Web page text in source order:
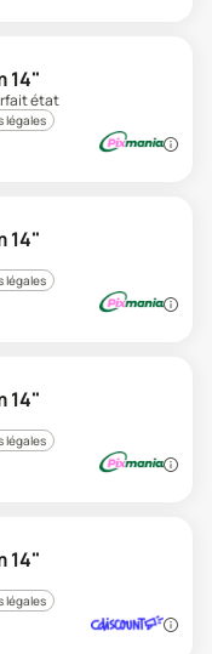
14"
état
légales
14"
légales
14"
légales
14"
légales